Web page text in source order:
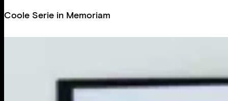
Coole Serie in Memoriam